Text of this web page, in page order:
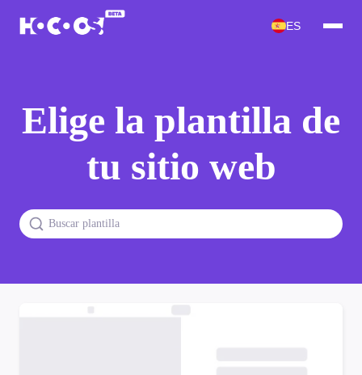
ES
Elige la plantilla de
tu sitio web